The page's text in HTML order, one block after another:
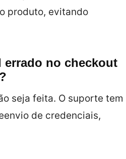
produto, evitando
errado no checkout
seja feita. O suporte tem
de credenciais,